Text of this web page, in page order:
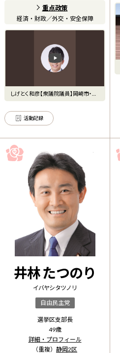
重点政策
経済・財政／外交・安全保障
しげとく和彦【衆議院議員】岡崎市・西
尾市 がライブ配信中！
活動記録
井林 たつのり
イバヤシ タツノリ
自由民主党
選挙区支部長
49歳
詳細・プロフィール
（重複） 静岡2区